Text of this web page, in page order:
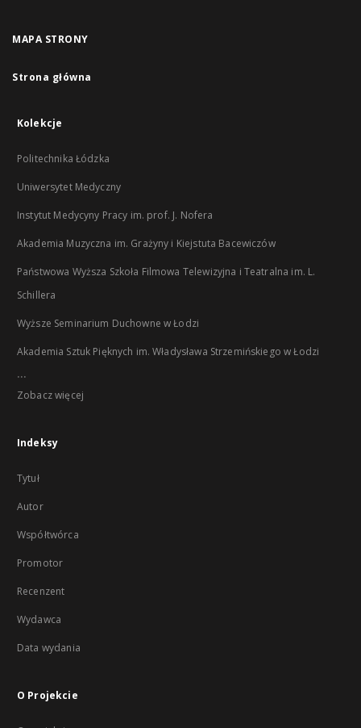
MAPA STRONY
Strona główna
Kolekcje
Politechnika Łódzka
Uniwersytet Medyczny
Instytut Medycyny Pracy im. prof. J. Nofera
Akademia Muzyczna im. Grażyny i Kiejstuta Bacewiczów
Państwowa Wyższa Szkoła Filmowa Telewizyjna i Teatralna im. L.
Schillera
Wyższe Seminarium Duchowne w Łodzi
Akademia Sztuk Pięknych im. Władysława Strzemińskiego w Łodzi
...
Zobacz więcej
Indeksy
Tytuł
Autor
Współtwórca
Promotor
Recenzent
Wydawca
Data wydania
O Projekcie